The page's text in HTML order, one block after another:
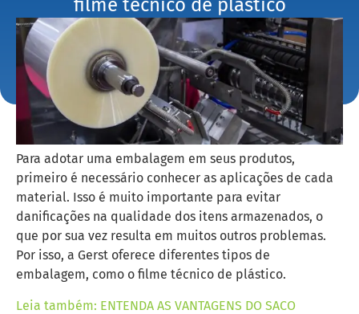
filme técnico de plástico
Para adotar uma embalagem em seus produtos,
primeiro é necessário conhecer as aplicações de cada
material. Isso é muito importante para evitar
danificações na qualidade dos itens armazenados, o
que por sua vez resulta em muitos outros problemas.
Por isso, a Gerst oferece diferentes tipos de
embalagem, como o filme técnico de plástico.
Leia também: ENTENDA AS VANTAGENS DO SACO